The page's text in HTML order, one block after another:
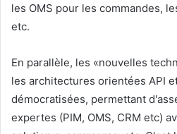
les OMS pour les commandes,
etc.
En parallèle, les «nouvelles
les architectures orientées API
démocratisées, permettant
expertes (PIM, OMS, CRM etc)